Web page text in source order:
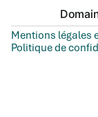
Mentions légales
Politique de